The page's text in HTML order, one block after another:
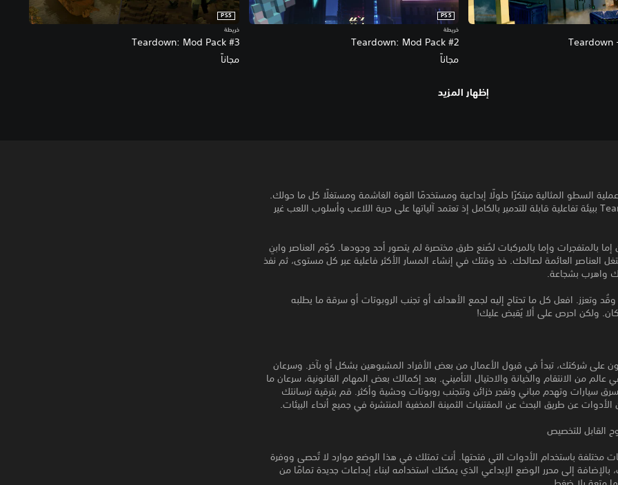
Teardown
Teardown: Mod Pack #2
PS5
خريطة
مجاناً
Teardown: Mod Pack #3
PS5
خريطة
مجاناً
إظهار المزيد
السطو المثالية مبتكرًا حلولًا إبداعية ومستخدمًا القوة الغاشمة ومستغلًا كل ما حولك.
تتميز Teardown ببيئة تفاعلية قابلة للتدمير بالكامل إذ تعتمد آلياتها على حرية اللاعب وأسلوب اللعب غير
إما بالمتفجرات وإما بالمركبات لصُنع طرق مختصرة لم يتصور أحد وجودها. كوّم العناصر وابنِ
العناصر العائمة لصالحك. خذ وقتك في إنشاء المسار الأكثر فاعلية عبر كل مستوى، ثم نفذ
واهرب بشجاعة.
وتعزز. افعل كل ما تحتاج إليه لجمع الأهداف أو تجنب الروبوتات أو سرقة ما يطلبه
ولكن احرص على ألا يُقبض عليك!
على شركتك، تبدأ في قبول الأعمال من بعض الأفراد المشبوهين بشكل أو بآخر. وسرعان
من الانتقام والخيانة والاحتيال التأميني. بعد إكمالك بعض المهام القانونية، سرعان ما
سيارات وتهدم مباني وتفجر خزائن وتتجنب روبوتات وحشية وأكثر. قم بترقية ترسانتك
عن طريق البحث عن المقتنيات الثمينة المخفية المنتشرة في جميع أنحاء البيئات.
القابل للتخصيص
مختلفة باستخدام الأدوات التي فتحتها. أنت تمتلك في هذا الوضع موارد لا تُحصى ووفرة
بالإضافة إلى محرر الوضع الإبداعي الذي يمكنك استخدامه لبناء إبداعات جديدة تمامًا من